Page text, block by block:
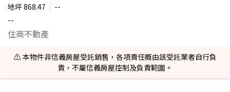
地坪 868.47
--
--
住商不動產
⚠️ 本物件非信義房屋受託銷售，各項責任概由該受託業者自行負
責，不屬信義房屋控制及負責範圍。